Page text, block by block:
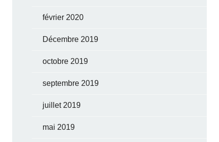
février 2020
Décembre 2019
octobre 2019
septembre 2019
juillet 2019
mai 2019